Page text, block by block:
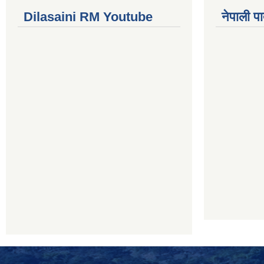
Dilasaini RM Youtube नेपाली